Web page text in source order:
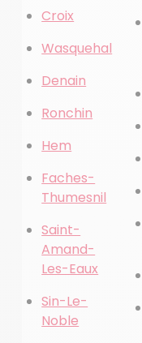
Croix
Wasquehal
Denain
Ronchin
Hem
Faches-
Thumesnil
Saint-
Amand-
Les-Eaux
Sin-Le-
Noble